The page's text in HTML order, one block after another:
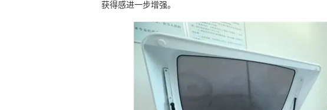
获得感进一步增强。